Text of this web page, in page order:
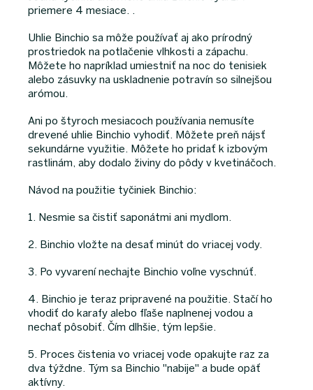
priemere 4 mesiace. .
Uhlie Binchio sa môže používať aj ako prírodný
prostriedok na potlačenie vlhkosti a zápachu.
Môžete ho napríklad umiestniť na noc do tenisiek
alebo zásuvky na uskladnenie potravín so silnejšou
arómou.
Ani po štyroch mesiacoch používania nemusíte
drevené uhlie Binchio vyhodiť. Môžete preň nájsť
sekundárne využitie. Môžete ho pridať k izbovým
rastlinám, aby dodalo živiny do pôdy v kvetináčoch.
Návod na použitie tyčiniek Binchio:
1. Nesmie sa čistiť saponátmi ani mydlom.
2. Binchio vložte na desať minút do vriacej vody.
3. Po vyvarení nechajte Binchio voľne vyschnúť.
4. Binchio je teraz pripravené na použitie. Stačí ho
vhodiť do karafy alebo fľaše naplnenej vodou a
nechať pôsobiť. Čím dlhšie, tým lepšie.
5. Proces čistenia vo vriacej vode opakujte raz za
dva týždne. Tým sa Binchio "nabije" a bude opäť
aktívny.